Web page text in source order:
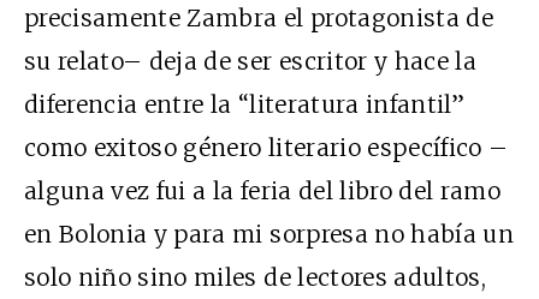
precisamente Zambra el protagonista de
su relato– deja de ser escritor y hace la
diferencia entre la “literatura infantil”
como exitoso género literario específico –
alguna vez fui a la feria del libro del ramo
en Bolonia y para mi sorpresa no había un
solo niño sino miles de lectores adultos,